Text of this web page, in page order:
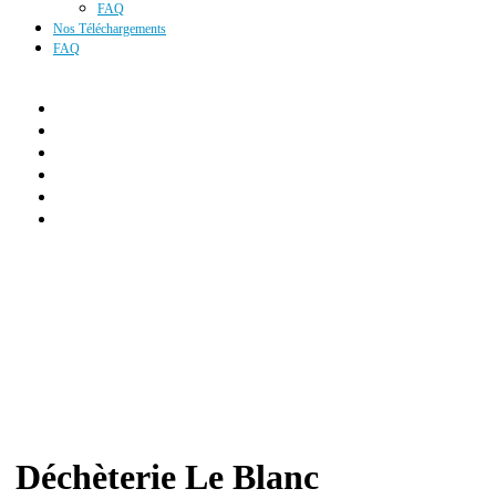
FAQ
Nos Téléchargements
FAQ
Déchèterie Le Blanc